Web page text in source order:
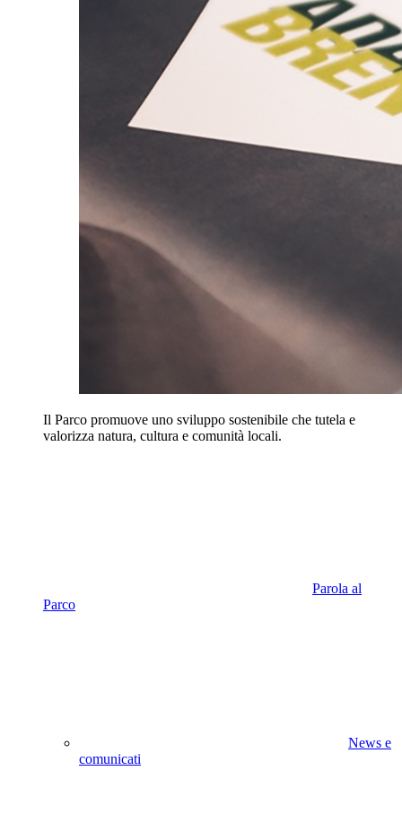
Il Parco promuove uno sviluppo sostenibile che tutela e
valorizza natura, cultura e comunità locali.
Parola al
Parco
News e
comunicati